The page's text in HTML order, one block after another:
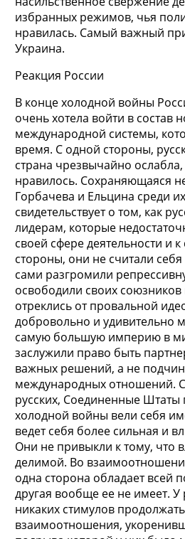
избранных режимов, чья
нравилась. Самый важный
Украина.
Реакция России
В конце холодной войны
очень хотела войти в состав
международной системы,
время. С одной стороны,
страна чрезвычайно
нравилось. Сохраняющаяся
Горбачева и Ельцина среди
свидетельствует о том, как
лидерам, которые
своей сфере деятельности и к
стороны, они не считали
сами разгромили
освободили своих
отреклись от провальной
добровольно и удивительно
самую большую империю в
заслужили право быть
важных решений, а не
международных отношений.
русских, Соединенные Штаты
холодной войны вели себя
ведет себя более сильная и
Они не привыкли к тому, что
делимой. Во
одна сторона обладает всей
другая вообще ее не имеет. У
никаких стимулов
взаимоотношения,